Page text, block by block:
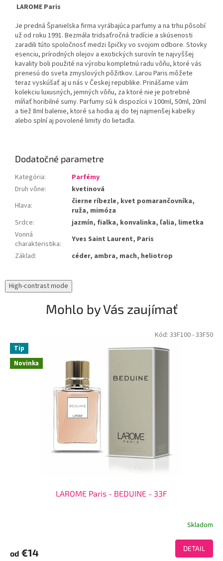
LAROME Paris
Je predná Španielska firma vyrábajúca parfumy a na trhu pôsobí
už od roku 1991. Bezmála tridsaťročná tradície a skúsenosti
zaradili túto spoločnosť medzi špičky vo svojom odbore. Stovky
esenciu, prírodných olejov a exotických surovín te najvyššej
kavality boli použité na výrobu kompletnú radu vôňu, ktoré vás
prenesú do sveta zmyslových pôžitkov. Larou Paris môžete
teraz vyskúšať aj u nás v Českej republike. Prinášame vám
kolekciu luxusných, jemných vôňu, za ktoré nie je potrebné
míňať horibilné sumy. Parfumy sú k dispozícii v 100ml, 50ml, 20ml
a tiež 8ml balenie, ktoré sa hodia aj do tej najmenšej kabelky
alebo splní aj povolené limity do lietadla.
Dodatočné parametre
Kategória:
Parfémy
Druh vône:
kvetinová
Hlava:
čierne ríbezle, kvet pomarančovníka,
ruža, mimóza
Srdce:
jazmín, fialka, konvalinka, ľalia, limetka
Vonná
charakteristika:
Yves Saint Laurent, Paris
Základ: céder, ambra, mach, heliotrop
High-contrast mode
Mohlo by Vás zaujímať
Novinka
Tip
LAROME Paris - BEDUINE - 33F
Skladom
od €14 DETAIL
Kód: 33F100- 33F50